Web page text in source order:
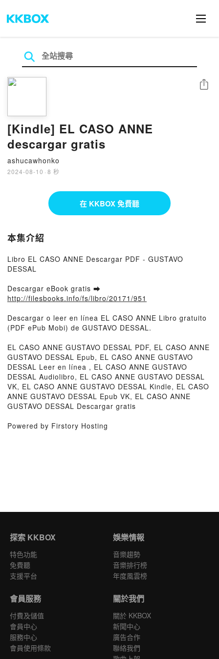
[Kindle] EL CASO ANNE
descargar gratis
ashucawhonko
2024-08-10 · 8 秒
分享
在 KKBOX 免費聽
本集介紹
Libro EL CASO ANNE Descargar PDF - GUSTAVO
DESSAL
Descargar eBook gratis ➡
http://filesbooks.info/fs/libro/20171/951
Descargar o leer en línea EL CASO ANNE Libro gratuito
(PDF ePub Mobi) de GUSTAVO DESSAL.
EL CASO ANNE GUSTAVO DESSAL PDF, EL CASO ANNE
GUSTAVO DESSAL Epub, EL CASO ANNE GUSTAVO
DESSAL Leer en línea , EL CASO ANNE GUSTAVO
DESSAL Audiolibro, EL CASO ANNE GUSTAVO DESSAL
VK, EL CASO ANNE GUSTAVO DESSAL Kindle, EL CASO
ANNE GUSTAVO DESSAL Epub VK, EL CASO ANNE
GUSTAVO DESSAL Descargar gratis
Powered by Firstory Hosting
探索 KKBOX
特色功能
免費聽
支援平台
娛樂情報
音樂趨勢
音樂排行榜
年度風雲榜
會員服務
付費及儲值
會員中心
服務中心
會員使用條款
關於我們
關於 KKBOX
新聞中心
廣告合作
聯絡我們